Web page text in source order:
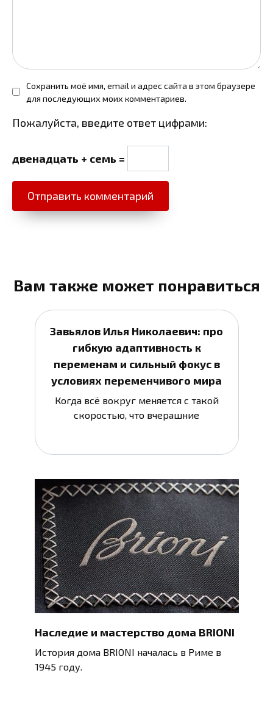
Сохранить моё имя, email и адрес сайта в этом браузере
для последующих моих комментариев.
Пожалуйста, введите ответ цифрами:
двенадцать + семь =
Вам также может понравиться
Завьялов Илья Николаевич: про
гибкую адаптивность к
переменам и сильный фокус в
условиях переменчивого мира
Когда всё вокруг меняется с такой
скоростью, что вчерашние
Наследие и мастерство дома BRIONI
История дома BRIONI началась в Риме в
1945 году.